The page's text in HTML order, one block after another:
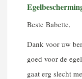
Beste Babette,
Dank voor uw
goed voor de
gaat erg slecht